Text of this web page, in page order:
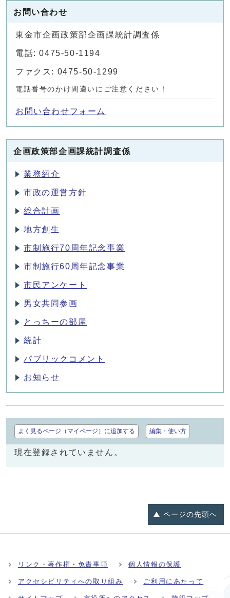
お問い合わせ
東金市企画政策部企画課統計調査係
電話: 0475-50-1194
ファクス: 0475-50-1299
電話番号のかけ間違いにご注意ください！
お問い合わせフォーム
企画政策部企画課統計調査係
業務紹介
市政の運営方針
総合計画
地方創生
市制施行70周年記念事業
市制施行60周年記念事業
市民アンケート
男女共同参画
とっちーの部屋
統計
パブリックコメント
お知らせ
よく見るページ（マイページ）に追加する 編集・使い方
現在登録されていません。
ページの先頭へ
リンク・著作権・免責事項 個人情報の保護
アクセシビリティへの取り組み ご利用にあたって